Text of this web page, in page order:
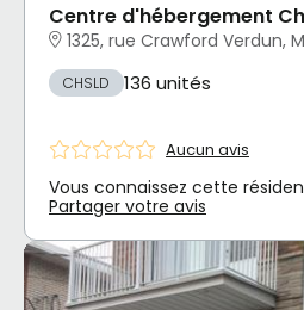
Centre d'hébergement
1325, rue Crawford Verdun,
CHSLD 136 unités
Aucun avis
Vous connaissez cette
Partager votre avis